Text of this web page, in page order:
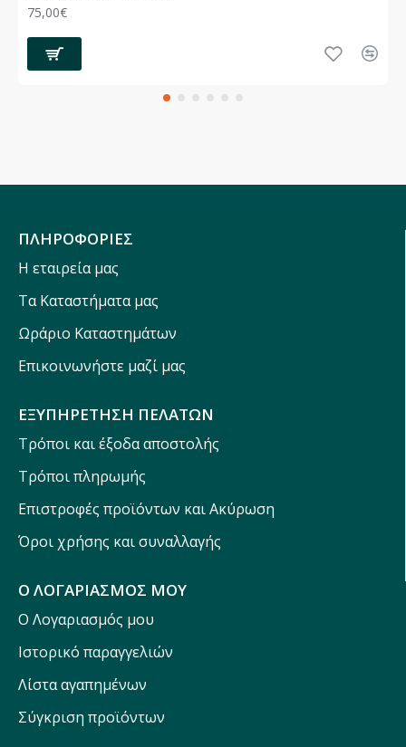
75,00€
ΠΛΗΡΟΦΟΡΙΕΣ
Η εταιρεία μας
Τα Καταστήματα μας
Ωράριο Καταστημάτων
Επικοινωνήστε μαζί μας
ΕΞΥΠΗΡΕΤΗΣΗ ΠΕΛΑΤΩΝ
Τρόποι και έξοδα αποστολής
Τρόποι πληρωμής
Επιστροφές προϊόντων και Ακύρωση
Όροι χρήσης και συναλλαγής
Ο ΛΟΓΑΡΙΑΣΜΟΣ ΜΟΥ
Ο Λογαριασμός μου
Ιστορικό παραγγελιών
Λίστα αγαπημένων
Σύγκριση προϊόντων